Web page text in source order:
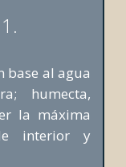
base al agua
humecta,
la máxima
interior y